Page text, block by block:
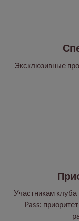
Эксклюзивные
Участникам
Pass: